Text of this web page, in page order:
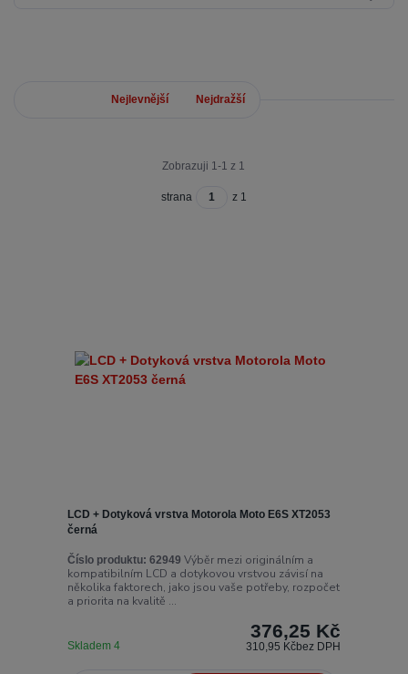
Nejlevnější Nejdražší
Zobrazuji 1-1 z 1
strana z 1
LCD + Dotyková vrstva Motorola Moto E6S XT2053
černá
Číslo produktu: 62949 Výběr mezi originálním a
kompatibilním LCD a dotykovou vrstvou závisí na
několika faktorech, jako jsou vaše potřeby, rozpočet
a priorita na kvalitě ...
376,25 Kč
310,95 Kčbez DPH
Skladem 4